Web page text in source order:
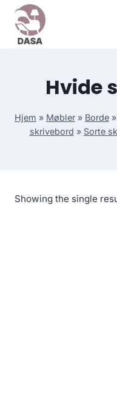
Skip
content
Hvide
Hjem » Møbler » Borde »
skrivebord » Sorte
Showing the single